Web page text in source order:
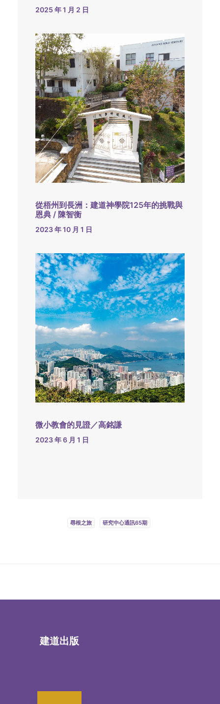
2025 年 1 月 2 日
從梧州到長洲：建道神學院125年的挑戰與
恩典 / 陳智衡
2023 年 10 月 1 日
微小教會的見證／高銘謙
2023 年 6 月 1 日
尋根之旅 研究中心通訊65期
建道出版